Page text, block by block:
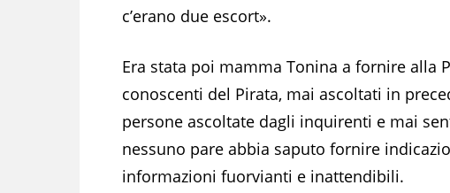
c’erano due escort».
Era stata poi mamma Tonina a fornire alla
conoscenti del Pirata, mai ascoltati in
persone ascoltate dagli inquirenti e mai
nessuno pare abbia saputo fornire
informazioni fuorvianti e inattendibili.